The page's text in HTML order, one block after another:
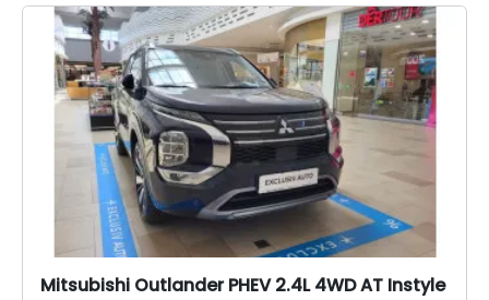
Mitsubishi Outlander PHEV 2.4L 4WD AT Instyle